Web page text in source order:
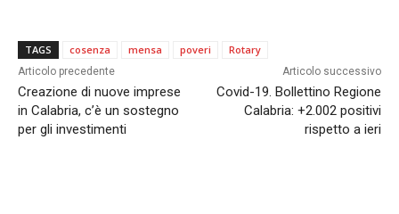
TAGS cosenza mensa poveri Rotary
Articolo precedente
Creazione di nuove imprese
in Calabria, c’è un sostegno
per gli investimenti
Articolo successivo
Covid-19. Bollettino Regione
Calabria: +2.002 positivi
rispetto a ieri